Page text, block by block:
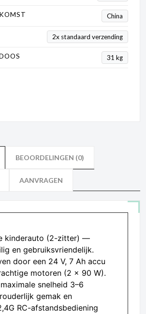
China
2x standaard verzending
31 kg
BEOORDELINGEN (0)
AANVRAGEN
kinderauto (2-zitter) —
en gebruiksvriendelijk.
door een 24 V, 7 Ah accu
motoren (2 × 90 W).
snelheid 3–6
gemak en
RC-afstandsbediening